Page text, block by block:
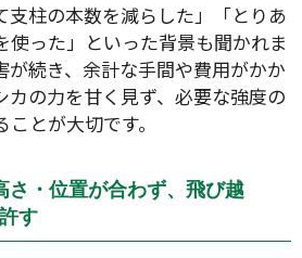
支柱の本数を減らした」「とりあ
使った」といった背景も聞かれま
が続き、余計な手間や費用がかか
カの力を甘く見ず、必要な強度の
とが大切です。
さ・位置が合わず、飛び越
す